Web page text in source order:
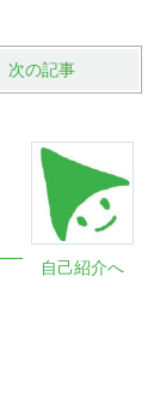
次の記事
自己紹介へ